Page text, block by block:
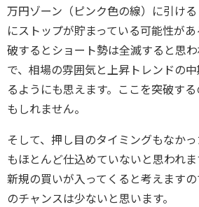
万円ゾーン（ピンク色の線）に引け
にストップが貯まっている可能性が
破するとショート勢は全滅すると思
で、相場の雰囲気と上昇トレンドの
るようにも思えます。ここを突破す
もしれません。
そして、押し目のタイミングもなか
もほとんど仕込めていないと思われ
新規の買いが入ってくると考えます
のチャンスは少ないと思います。